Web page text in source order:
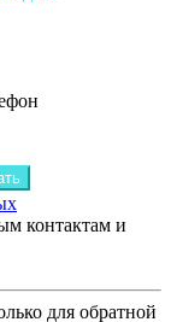
контактам и
для обратной